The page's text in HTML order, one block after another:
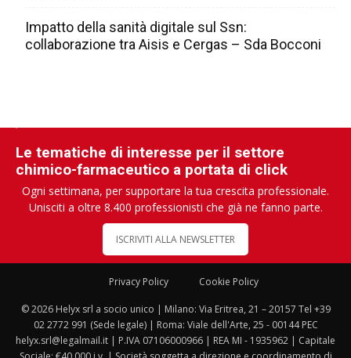
Impatto della sanità digitale sul Ssn:
collaborazione tra Aisis e Cergas – Sda Bocconi
Le tematiche di interesse per il settore
chimico-farmaceutico a portata di click
Ogni settimana, per supportare la tua crescita professionale.
Unisciti a oltre 8.400 professionisti che già ne fanno parte.
ISCRIVITI ALLA NEWSLETTER
Privacy Policy Cookie Policy
© 2026 Helyx srl a socio unico | Milano: Via Eritrea, 21 – 20157 Tel +39
02 2772 991 (Sede legale) | Roma: Viale dell'Arte, 25 - 00144 PEC
helyx.srl@legalmail.it | P.IVA 07106000966 | REA MI - 1935962 | Capitale